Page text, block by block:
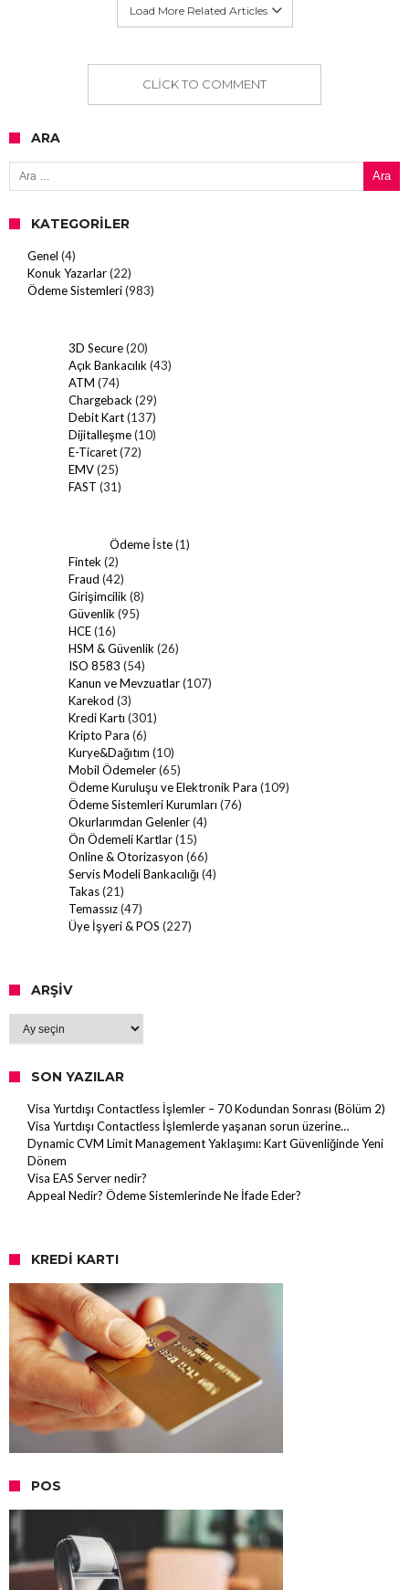
Load More Related Articles
CLICK TO COMMENT
ARA
Arama:
KATEGORILER
Genel (4)
Konuk Yazarlar(22)
Ödeme Sistemleri(983)
3D Secure(20)
Açık Bankacılık (43)
ATM (74)
Chargeback (29)
Debit Kart(137)
Dijitalleşme(10)
E-Ticaret(72)
EMV(25)
FAST (31)
Ödeme İste(1)
Fintek (2)
Fraud (42)
Girişimcilik (8)
Güvenlik (95)
HCE(16)
HSM & Güvenlik (26)
ISO 8583 (54)
Kanun ve Mevzuatlar(107)
Karekod (3)
Kredi Kartı (301)
Kripto Para (6)
Kurye&Dağıtım (10)
Mobil Ödemeler(65)
Ödeme Kuruluşu ve Elektronik Para (109)
Ödeme Sistemleri Kurumları (76)
Okurlarımdan Gelenler(4)
Ön Ödemeli Kartlar(15)
Online & Otorizasyon (66)
Servis Modeli Bankacılığı (4)
Takas(21)
Temassız(47)
Üye İşyeri & POS (227)
ARŞIV
SON YAZILAR
Visa Yurtdışı Contactless İşlemler – 70 Kodundan Sonrası (Bölüm 2)
Visa Yurtdışı Contactless İşlemlerde yaşanan sorun üzerine…
Dynamic CVM Limit Management Yaklaşımı: Kart Güvenliğinde Yeni
Dönem
Visa EAS Server nedir?
Appeal Nedir? Ödeme Sistemlerinde Ne İfade Eder?
KREDI KARTI
POS